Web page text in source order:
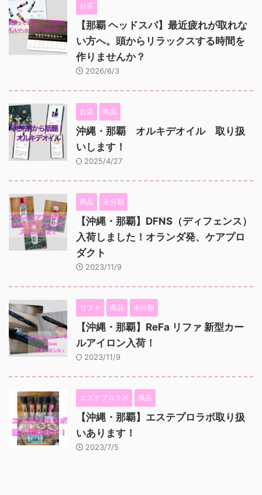
お店
【那覇 ヘッドスパ】最近疲れが取れな
い方へ。頭からリラックスする時間を
作りませんか？
2026/6/3
お店 商品
沖縄・那覇 オルキデオイル 取り扱
いします！
2025/4/27
商品 未分類
【沖縄・那覇】DFNS（ディフェンス）
入荷しました！オランダ発、ケアプロ
ダクト
2023/11/9
リファ 商品 未分類
【沖縄・那覇】ReFa リファ 新型カー
ルアイロン入荷！
2023/11/9
エステプロラボ 商品
【沖縄・那覇】エステプロラボ取り扱
いあります！
2023/7/5